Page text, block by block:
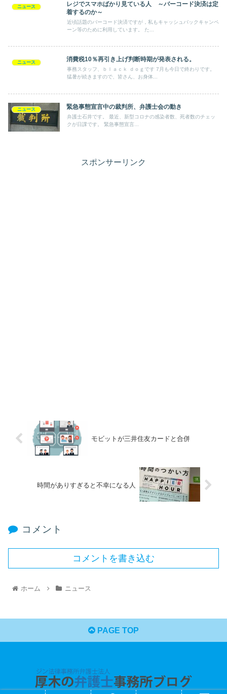
ニュース
レジでスマホばかり見ている人 ～バーコード決済は定
着するのか～
近頃話題のバーコード決済ですが，私もキャッシュバックキャンペ
ーン等のために利用しています。 た...
ニュース 消費税10％再引き上げ判断時期が発表される。
事務スタッフ、ｂｌａｃｋ ｄｏｇです 7月も今日で終わりです。
猛暑が続きますので、皆さん、お身体...
ニュース 緊急事態宣言中の裁判所、弁護士会の動き
弁護士石井です。 最近、新型コロナの感染者数、死者数のチェッ
クが日課です。 緊急事態宣言...
スポンサーリンク
モビットが三井住友カードと合併
時間がありすぎると不幸になる人
コメント
コメントを書き込む
ホーム ニュース
PAGE TOP